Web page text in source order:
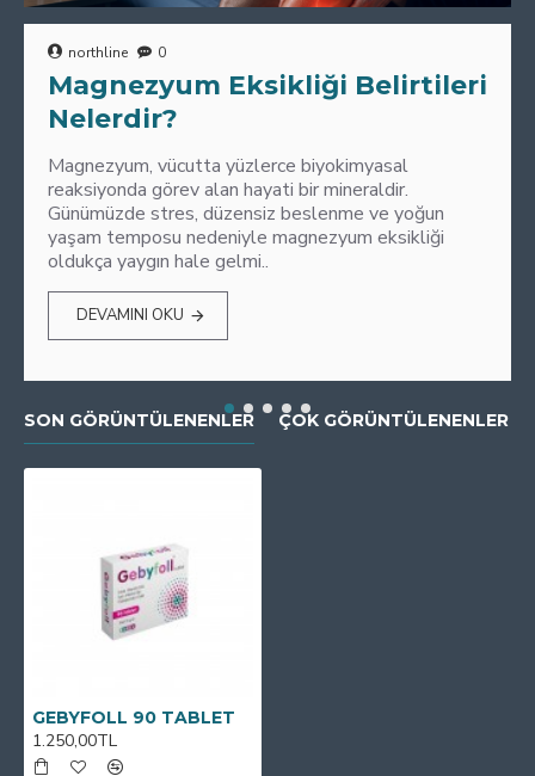
northline 0
Magnezyum Eksikliği Belirtileri
Nelerdir?
Magnezyum, vücutta yüzlerce biyokimyasal
reaksiyonda görev alan hayati bir mineraldir.
Günümüzde stres, düzensiz beslenme ve yoğun
yaşam temposu nedeniyle magnezyum eksikliği
oldukça yaygın hale gelmi..
DEVAMINI OKU
SON GÖRÜNTÜLENENLER ÇOK GÖRÜNTÜLENENLER
GEBYFOLL 90 TABLET
1.250,00TL